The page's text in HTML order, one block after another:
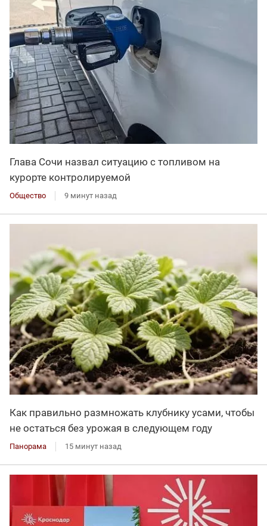
Глава Сочи назвал ситуацию с топливом на
курорте контролируемой
Общество 9 минут назад
Как правильно размножать клубнику усами, чтобы
не остаться без урожая в следующем году
Панорама 15 минут назад